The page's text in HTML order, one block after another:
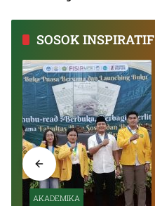
SOSOK INSPIRATIF
AKADEMIKA